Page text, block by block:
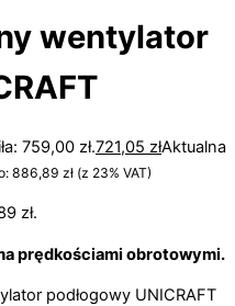
wentylator
759,00 zł.721,05 złAktualna
886,89 zł (z 23% VAT)
zł.
prędkościami obrotowymi.
podłogowy UNICRAFT